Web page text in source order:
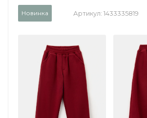
Новинка Артикул: 1433335819